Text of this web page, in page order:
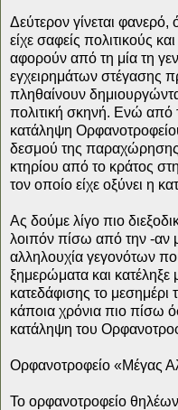
Δεύτερον γίνεται φανερό,
είχε σαφείς πολιτικούς
αφορούν από τη μία τη
εγχειρημάτων στέγασης
πληθαίνουν
πολιτική σκηνή. Ενώ από
κατάληψη
δεσμού της παραχώρησης
κτηρίου από το κράτος
τον οποίο είχε οξύνει η
Ας δούμε λίγο πιο
λοιπόν πίσω από την -αν
αλληλουχία γεγονότων
ξημερώματα και κατέληξε
κατεδάφισης το μεσημέρι
κάποια χρόνια πιο πίσω
κατάληψη του
Ορφανοτροφείο «Μέγας
Το ορφανοτροφείο